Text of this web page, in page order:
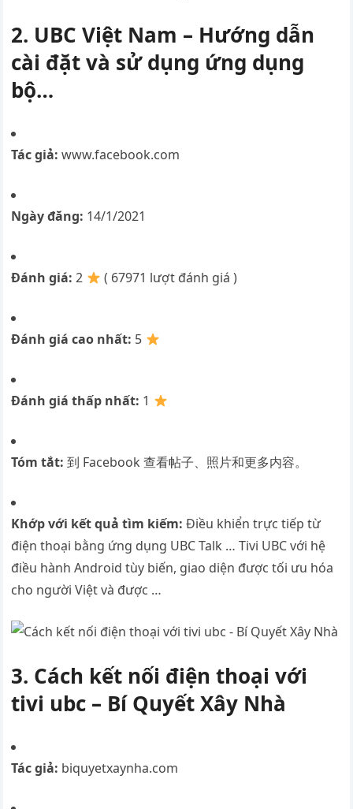
2. UBC Việt Nam – Hướng dẫn
cài đặt và sử dụng ứng dụng
bộ…
Tác giả:www.facebook.com
Ngày đăng: 14/1/2021
Đánh giá:2 ( 67971 lượt đánh giá )
Đánh giá cao nhất: 5
Đánh giá thấp nhất: 1
Tóm tắt:到 Facebook 查看帖子、照片和更多内容。
Khớp với kết quả tìm kiếm:Điều khiển trực tiếp từ
điện thoại bằng ứng dụng UBC Talk … Tivi UBC với hệ
điều hành Android tùy biến, giao diện được tối ưu hóa
cho người Việt và được …
3. Cách kết nối điện thoại với
tivi ubc – Bí Quyết Xây Nhà
Tác giả: biquyetxaynha.com